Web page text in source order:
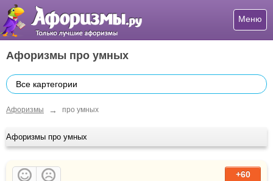
Меню
Афоризмы про умных
Все картегории
Афоризмы → про умных
Афоризмы про умных
+60